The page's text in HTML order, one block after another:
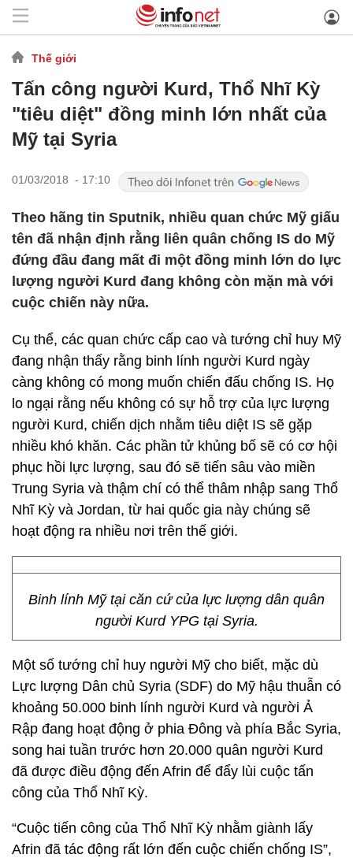
Thế giới
Tấn công người Kurd, Thổ Nhĩ Kỳ
"tiêu diệt" đồng minh lớn nhất của
Mỹ tại Syria
01/03/2018 - 17:10
Theo hãng tin Sputnik, nhiều quan chức Mỹ giấu
tên đã nhận định rằng liên quân chống IS do Mỹ
đứng đầu đang mất đi một đồng minh lớn do lực
lượng người Kurd đang không còn mặn mà với
cuộc chiến này nữa.
Cụ thể, các quan chức cấp cao và tướng chỉ huy Mỹ
đang nhận thấy rằng binh lính người Kurd ngày
càng không có mong muốn chiến đấu chống IS. Họ
lo ngại rằng nếu không có sự hỗ trợ của lực lượng
người Kurd, chiến dịch nhằm tiêu diệt IS sẽ gặp
nhiều khó khăn. Các phần tử khủng bố sẽ có cơ hội
phục hồi lực lượng, sau đó sẽ tiến sâu vào miền
Trung Syria và thậm chí có thể thâm nhập sang Thổ
Nhĩ Kỳ và Jordan, từ hai quốc gia này chúng sẽ
hoạt động ra nhiều nơi trên thế giới.
Binh lính Mỹ tại căn cứ của lực lượng dân quân
người Kurd YPG tại Syria.
Một số tướng chỉ huy người Mỹ cho biết, mặc dù
Lực lượng Dân chủ Syria (SDF) do Mỹ hậu thuẫn có
khoảng 50.000 binh lính người Kurd và người Ả
Rập đang hoạt động ở phia Đông và phía Bắc Syria,
song hai tuần trước hơn 20.000 quân người Kurd
đã được điều động đến Afrin để đẩy lùi cuộc tấn
công của Thổ Nhĩ Kỳ.
“Cuộc tiến công của Thổ Nhĩ Kỳ nhằm giành lấy
Afrin đã tác động rất lớn đến cuộc chiến chống IS”,